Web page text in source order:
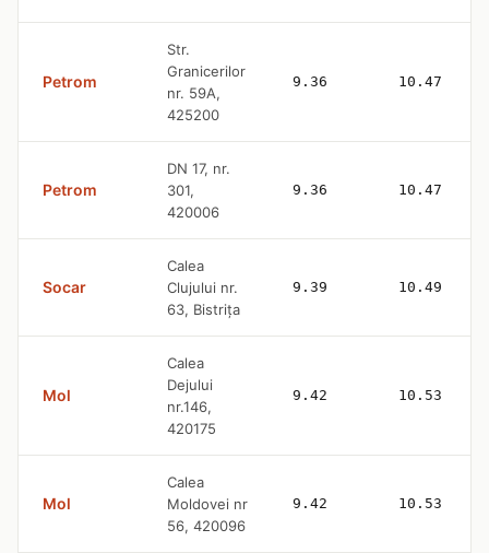
Petrom
Str.
Granicerilor
nr. 59A,
425200
9.36 10.47
Petrom
DN 17, nr.
301,
420006
9.36 10.47
Socar
Calea
Clujului nr.
63, Bistriţa
9.39 10.49
Mol
Calea
Dejului
nr.146,
420175
9.42 10.53
Mol
Calea
Moldovei nr
56, 420096
9.42 10.53